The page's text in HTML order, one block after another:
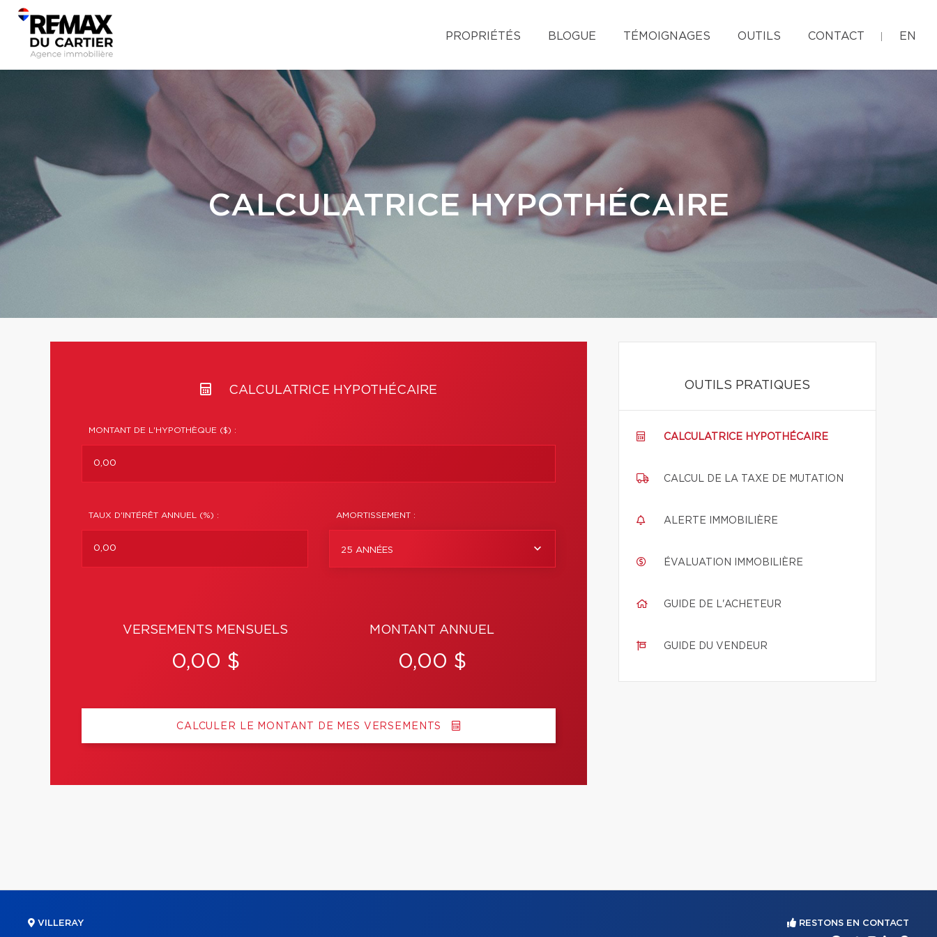
PROPRIÉTÉS BLOGUE TÉMOIGNAGES OUTILS CONTACT EN
CALCULATRICE HYPOTHÉCAIRE
CALCULATRICE HYPOTHÉCAIRE
MONTANT DE L'HYPOTHÈQUE ($) :
TAUX D'INTÉRÊT ANNUEL (%) : AMORTISSEMENT :
25 ANNÉES
VERSEMENTS MENSUELS
0,00 $
MONTANT ANNUEL
0,00 $
CALCULER LE MONTANT DE MES VERSEMENTS
OUTILS PRATIQUES
CALCULATRICE HYPOTHÉCAIRE
CALCUL DE LA TAXE DE MUTATION
ALERTE IMMOBILIÈRE
ÉVALUATION IMMOBILIÈRE
GUIDE DE L'ACHETEUR
GUIDE DU VENDEUR
VILLERAY RESTONS EN CONTACT